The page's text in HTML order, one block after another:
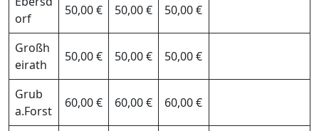
orf
50,00 € 50,00 € 50,00 €
Großh
eirath
50,00 € 50,00 € 50,00 €
Grub
a.Forst
60,00 € 60,00 € 60,00 €